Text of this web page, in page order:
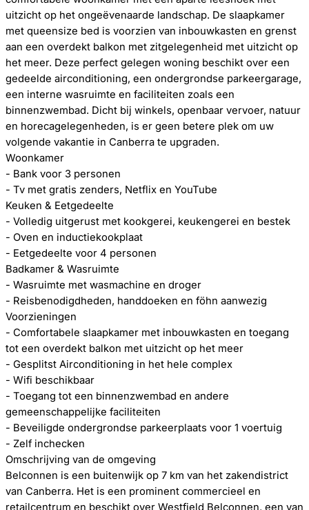
uitzicht op het ongeëvenaarde landschap. De slaapkamer
met queensize bed is voorzien van inbouwkasten en grenst
aan een overdekt balkon met zitgelegenheid met uitzicht op
het meer. Deze perfect gelegen woning beschikt over een
gedeelde airconditioning, een ondergrondse parkeergarage,
een interne wasruimte en faciliteiten zoals een
binnenzwembad. Dicht bij winkels, openbaar vervoer, natuur
en horecagelegenheden, is er geen betere plek om uw
volgende vakantie in Canberra te upgraden.
Woonkamer
- Bank voor 3 personen
- Tv met gratis zenders, Netflix en YouTube
Keuken & Eetgedeelte
- Volledig uitgerust met kookgerei, keukengerei en bestek
- Oven en inductiekookplaat
- Eetgedeelte voor 4 personen
Badkamer & Wasruimte
- Wasruimte met wasmachine en droger
- Reisbenodigdheden, handdoeken en föhn aanwezig
Voorzieningen
- Comfortabele slaapkamer met inbouwkasten en toegang
tot een overdekt balkon met uitzicht op het meer
- Gesplitst Airconditioning in het hele complex
- Wifi beschikbaar
- Toegang tot een binnenzwembad en andere
gemeenschappelijke faciliteiten
- Beveiligde ondergrondse parkeerplaats voor 1 voertuig
- Zelf inchecken
Omschrijving van de omgeving
Belconnen is een buitenwijk op 7 km van het zakendistrict
van Canberra. Het is een prominent commercieel en
retailcentrum en beschikt over Westfield Belconnen, een van